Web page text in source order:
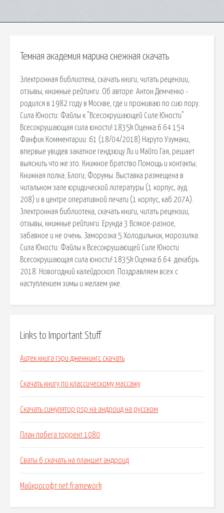
Темная академия марина снежная скачать
Электронная библиотека, скачать книги, читать рецензии,
отзывы, книжные рейтинги. Об авторе: Антон Демченко -
родился в 1982 году в Москве, где и проживаю по сию пору.
Сила Юности: Файлы к "Всесокрушающей Силе Юности"
Всесокрушающая сила юности! 1835k Оценка:6.64 154
Фанфик Комментарии: 61 (18/04/2018) Наруто Узумаки,
впервые увидев закатное гендзюцу Ли и Майто Гая, решает
выяснить что же это. Книжное братство Помощь и контакты;
Книжная полка; Блоги; Форумы. Выставка размещена в
читальном зале юридической литературы (1 корпус, ауд.
208) и в центре оперативной печати (1 корпус, каб.207А).
Электронная библиотека, скачать книги, читать рецензии,
отзывы, книжные рейтинги. Ерунда 3 Всякое-разное,
забавное и не очень. Заморозка 5 Холодильник, морозилка.
Сила Юности: Файлы к Всесокрушающей Силе Юности
Всесокрушающая сила юности! 1835k Оценка:6.64. декабрь
2018. Новогодний калейдоскоп. Поздравляем всех с
наступлением зимы и желаем уже.
Links to Important Stuff
Ацтек книга гэри дженнингс скачать
Скачать книгу по классическому массажу
Скачать симулятор psp на андроид на русском
План побега торрент 1080
Сваты 6 скачать на планшет андроид
Майкрософт net framework